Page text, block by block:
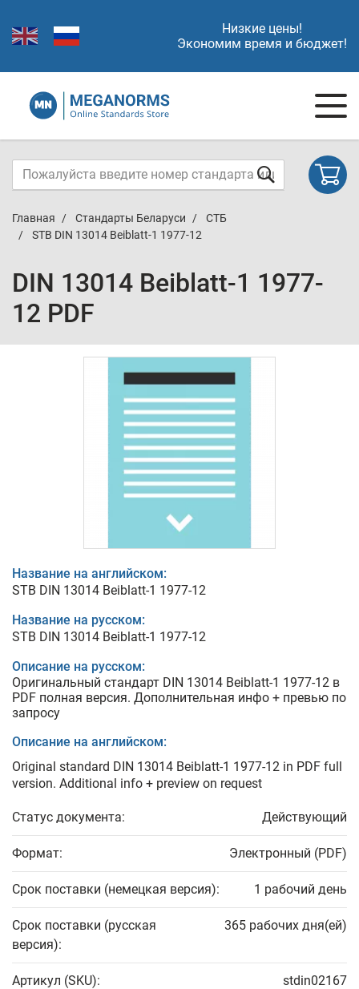
Низкие цены!
Экономим время и бюджет!
Главная Стандарты Беларуси
СТБ
STB DIN 13014 Beiblatt-1 1977-12
DIN 13014 Beiblatt-1 1977-
12 PDF
Название на английском:
STB DIN 13014 Beiblatt-1 1977-12
Название на русском:
STB DIN 13014 Beiblatt-1 1977-12
Описание на русском:
Оригинальный стандарт DIN 13014 Beiblatt-1 1977-12 в
PDF полная версия. Дополнительная инфо + превью по
запросу
Описание на английском:
Original standard DIN 13014 Beiblatt-1 1977-12 in PDF full
version. Additional info + preview on request
Статус документа: Действующий
Формат: Электронный (PDF)
Срок поставки (немецкая версия): 1 рабочий день
Срок поставки (русская
версия):
365 рабочих дня(ей)
Артикул (SKU): stdin02167